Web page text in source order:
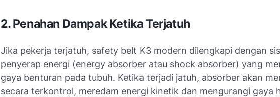
2. Penahan Dampak Ketika Terjatuh
Jika pekerja terjatuh, safety belt K3 modern dilengkapi dengan
penyerap energi (energy absorber atau shock absorber) yang
gaya benturan pada tubuh. Ketika terjadi jatuh, absorber akan
secara terkontrol, meredam energi kinetik dan mengurangi gaya